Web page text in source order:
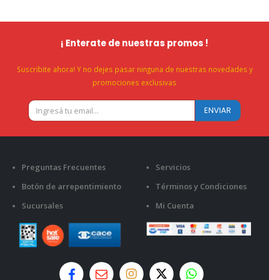
¡ Enterate de nuestras promos !
Suscribite ahora! Y no dejes pasar ninguna de nuestras novedades y
promociones exclusivas
Preguntas Frecuentes
Botón de arrepentimiento
Sucursales
Servicios
Términos y Condiciones
Mi Cuenta